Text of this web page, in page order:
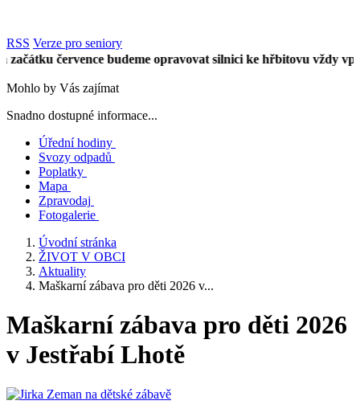
RSS Verze pro seniory
července budeme opravovat silnici ke hřbitovu vždy vpůli
Mohlo by Vás zajímat
Snadno dostupné informace...
Úřední hodiny
Svozy odpadů
Poplatky
Mapa
Zpravodaj
Fotogalerie
Úvodní stránka
ŽIVOT V OBCI
Aktuality
Maškarní zábava pro děti 2026 v...
Maškarní zábava pro děti 2026
v Jestřabí Lhotě